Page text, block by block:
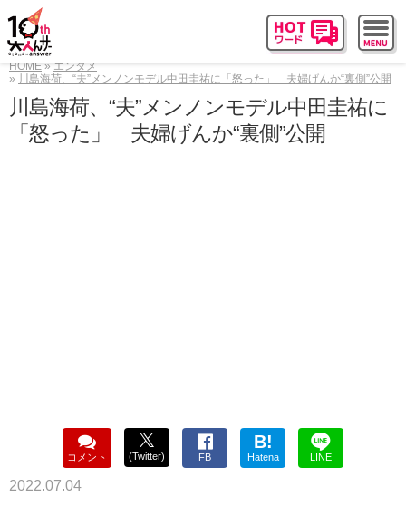
HOME
エンタメ
川島海荷、“夫”メンノンモデル中田圭祐に「怒った」 夫婦げんか“裏側”公開
川島海荷、“夫”メンノンモデル中田圭祐に
「怒った」 夫婦げんか“裏側”公開
コメント (Twitter) FB
B!
Hatena LINE
2022.07.04